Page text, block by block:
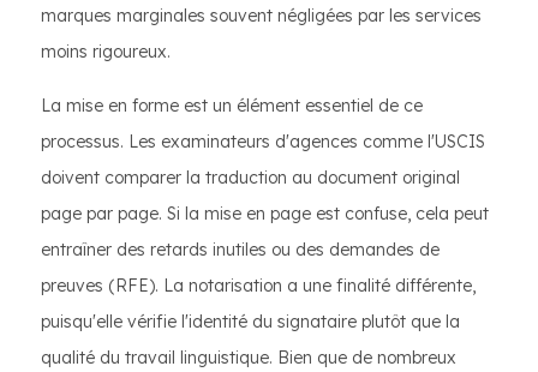
marques marginales souvent négligées par les services
moins rigoureux.
La mise en forme est un élément essentiel de ce
processus. Les examinateurs d'agences comme l'USCIS
doivent comparer la traduction au document original
page par page. Si la mise en page est confuse, cela peut
entraîner des retards inutiles ou des demandes de
preuves (RFE). La notarisation a une finalité différente,
puisqu'elle vérifie l'identité du signataire plutôt que la
qualité du travail linguistique. Bien que de nombreux